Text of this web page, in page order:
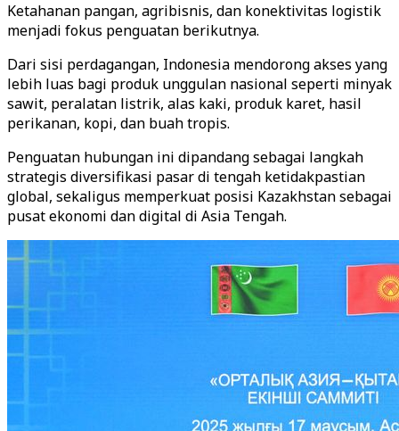
Ketahanan pangan, agribisnis, dan konektivitas logistik
menjadi fokus penguatan berikutnya.
Dari sisi perdagangan, Indonesia mendorong akses yang
lebih luas bagi produk unggulan nasional seperti minyak
sawit, peralatan listrik, alas kaki, produk karet, hasil
perikanan, kopi, dan buah tropis.
Penguatan hubungan ini dipandang sebagai langkah
strategis diversifikasi pasar di tengah ketidakpastian
global, sekaligus memperkuat posisi Kazakhstan sebagai
pusat ekonomi dan digital di Asia Tengah.